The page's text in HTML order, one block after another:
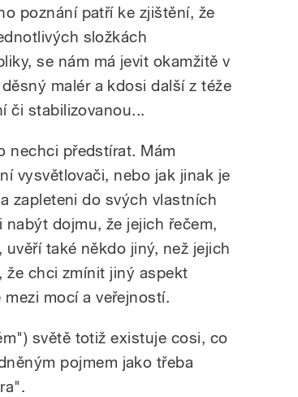
poznání patří ke zjištění, že
složkách
se nám má jevit okamžitě v
malér a kdosi další z téže
či stabilizovanou...
nechci předstírat. Mám
vysvětlovači, nebo jak jinak je
zapleteni do svých vlastních
dojmu, že jejich řečem,
také někdo jiný, než jejich
že chci zmínit jiný aspekt
mocí a veřejností.
světě totiž existuje cosi, co
pojmem jako třeba